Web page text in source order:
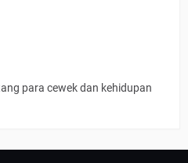
para cewek dan kehidupan